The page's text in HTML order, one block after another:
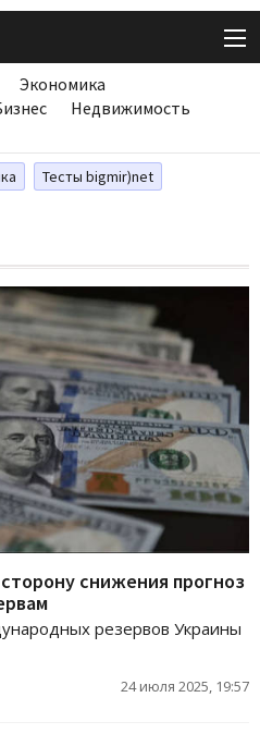
Экономика
Недвижимость
Тесты bigmir)net
снижения прогноз
резервов Украины
24 июля 2025, 19:57